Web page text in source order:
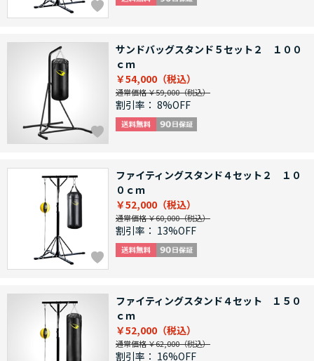
サンドバッグスタンド５セット２ １００
ｃｍ
￥54,000
通常価格 ￥59,000
割引率： 8%OFF
ファイティングスタンド４セット２ １０
０ｃｍ
￥52,000
通常価格 ￥60,000
割引率： 13%OFF
ファイティングスタンド４セット １５０
ｃｍ
￥52,000
通常価格 ￥62,000
割引率： 16%OFF